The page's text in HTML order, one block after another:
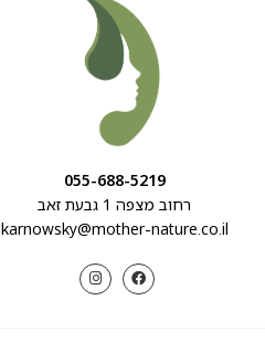
055-688-5219
רחוב מצפה 1 גבעת זאב
karnowsky@mother-nature.co.il